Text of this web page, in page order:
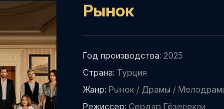
Рынок
Год производства: 2025
Страна: Турция
Жанр: Рынок / Драмы /
Режиссер: Сердар Гёзелекли